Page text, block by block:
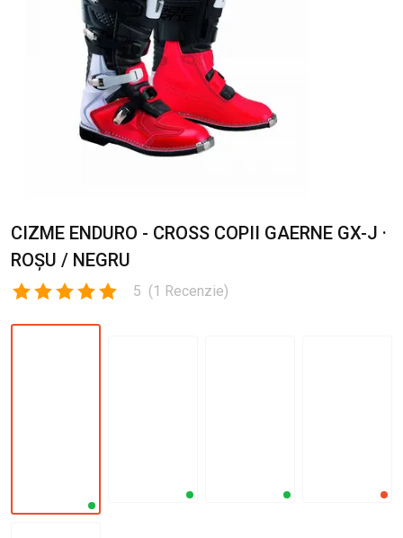
CIZME ENDURO - CROSS COPII GAERNE GX-J ·
ROȘU / NEGRU
5 (1 Recenzie)